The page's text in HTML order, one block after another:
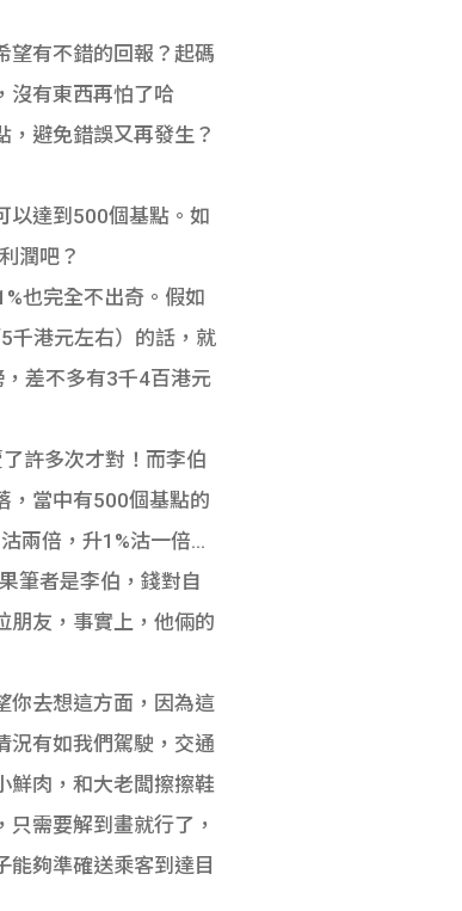
望有不錯的回報？起碼
沒有東西再怕了哈
避免錯誤又再發生？
以達到500個基點。如
潤吧？
也完全不出奇。假如
千港元左右）的話，就
差不多有3千4百港元
許多次才對！而李伯
，當中有500個基點的
兩倍，升1%沽一倍…
筆者是李伯，錢對自
朋友，事實上，他倆的
你去想這方面，因為這
況有如我們駕駛，交通
鮮肉，和大老闆擦擦鞋
需要解到畫就行了，
夠準確送乘客到達目